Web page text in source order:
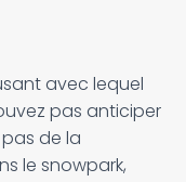
avec lequel
pas anticiper
de la
le snowpark,